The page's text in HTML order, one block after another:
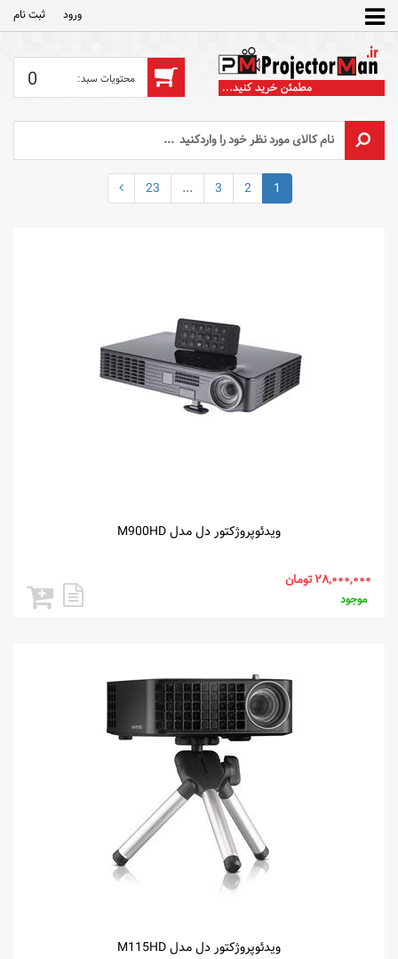
ورود ثبت‌ نام
0
1
2
3
...
23
ویدئوپروژکتور دل مدل M900HD
موجود
ویدئوپروژکتور دل مدل M115HD